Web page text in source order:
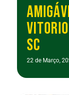
SC
22 de Março,